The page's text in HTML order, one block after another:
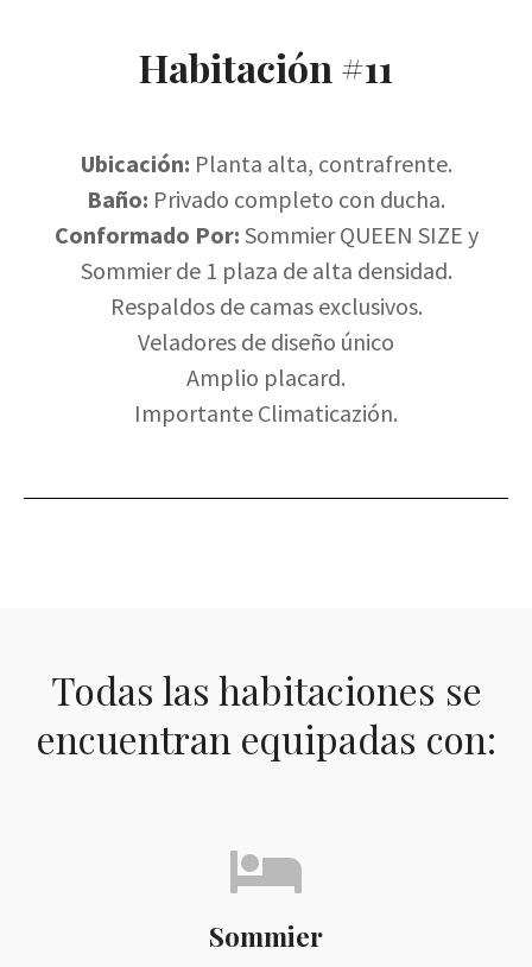
Habitación #11
Ubicación: Planta alta, contrafrente.
Baño: Privado completo con ducha.
Conformado Por: Sommier QUEEN SIZE y
Sommier de 1 plaza de alta densidad.
Respaldos de camas exclusivos.
Veladores de diseño único
Amplio placard.
Importante Climaticazión.
Todas las habitaciones se
encuentran equipadas con:
Sommier